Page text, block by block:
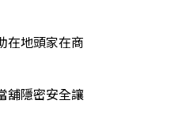
在地頭家在商
舖隱密安全讓